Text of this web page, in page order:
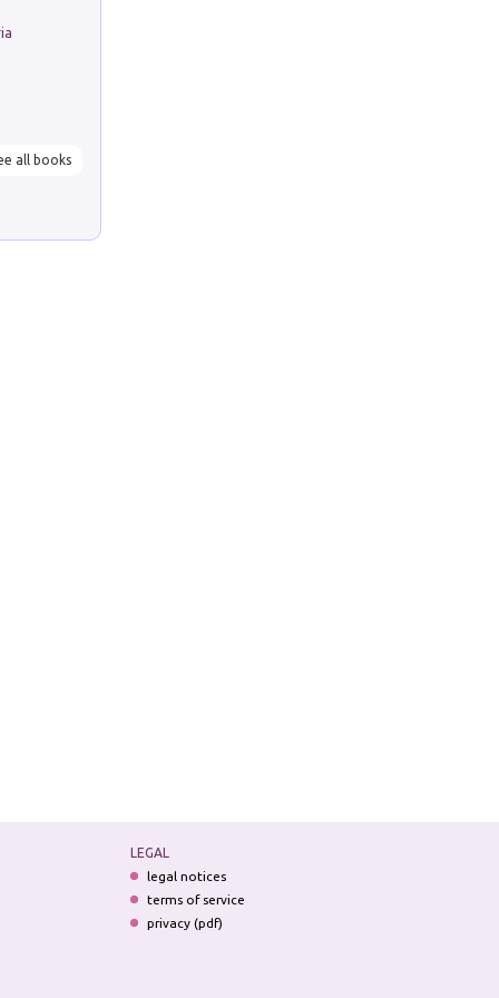
all books
LEGAL
legal notices
terms of service
privacy (pdf)